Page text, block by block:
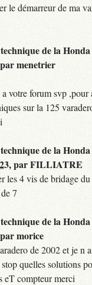
le démarreur de ma
de la
parmenetrier
votre forum svp ,pour
sur la 125
de la
,parFILLIATRE
les 4 vis de bridage
7
de la
parmorice
de 2002 et je n
quelles solutions
eT compteur merci